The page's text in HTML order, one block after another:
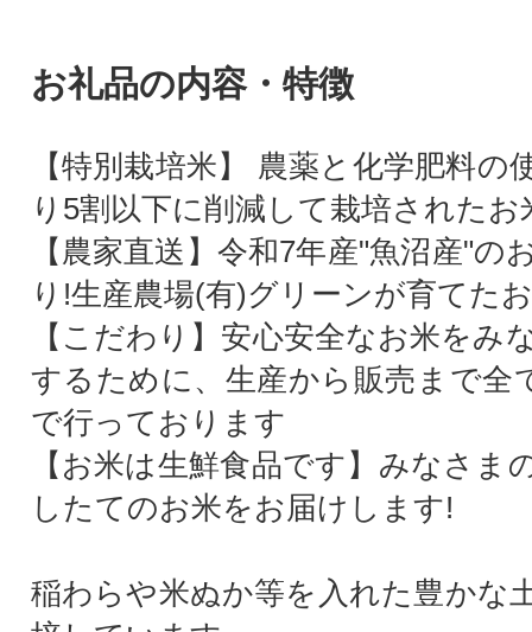
お礼品の内容・特徴
【特別栽培米】 農薬と化学肥料の
り5割以下に削減して栽培されたお
【農家直送】令和7年産"魚沼産"の
り!生産農場(有)グリーンが育てた
【こだわり】安心安全なお米をみ
するために、生産から販売まで全
で行っております
【お米は生鮮食品です】みなさま
したてのお米をお届けします!
稲わらや米ぬか等を入れた豊かな